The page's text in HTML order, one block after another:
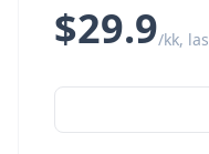
$29.9/kk,